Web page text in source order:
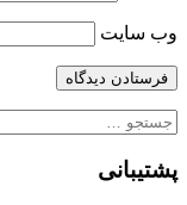
وب‌ سایت
جستجو
پشتیبانی